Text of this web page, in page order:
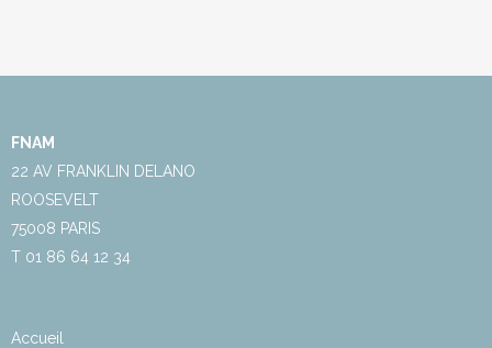
FNAM
22 AV FRANKLIN DELANO
ROOSEVELT
75008 PARIS
T 01 86 64 12 34
Accueil